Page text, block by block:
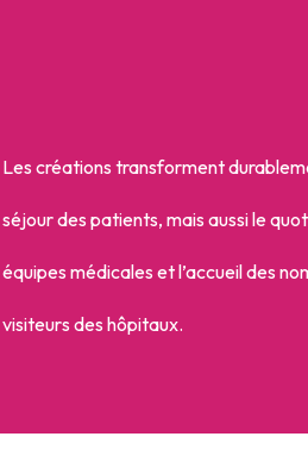
Les créations transforment
séjour des patients, mais aussi le
équipes médicales et l’accueil des
visiteurs des hôpitaux.